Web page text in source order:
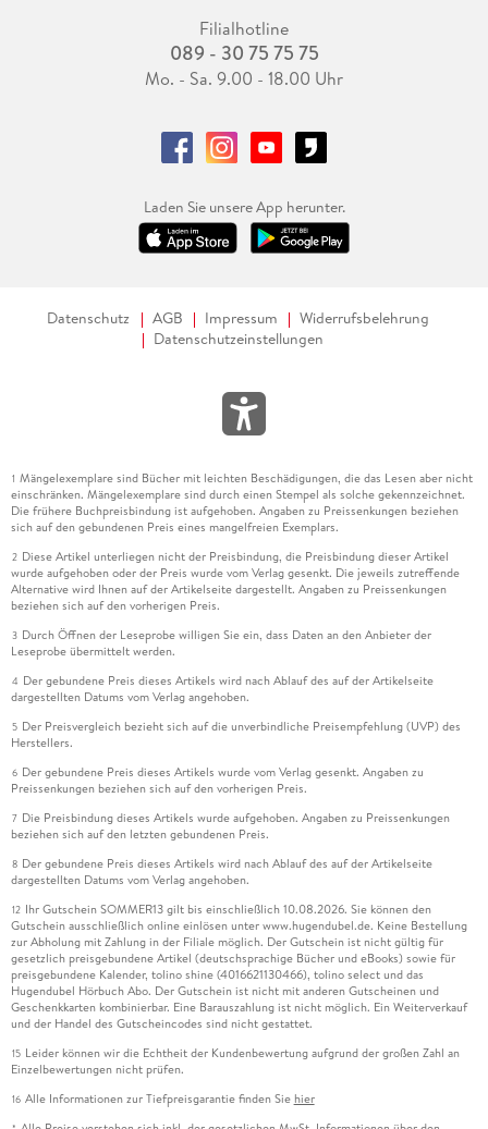
Filialhotline
089 - 30 75 75 75
Mo. - Sa. 9.00 - 18.00 Uhr
Laden Sie unsere App herunter.
Datenschutz AGB Impressum
Widerrufsbelehrung
Datenschutzeinstellungen
1 Mängelexemplare sind Bücher mit leichten Beschädigungen, die das Lesen aber nicht
einschränken. Mängelexemplare sind durch einen Stempel als solche gekennzeichnet.
Die frühere Buchpreisbindung ist aufgehoben. Angaben zu Preissenkungen beziehen
sich auf den gebundenen Preis eines mangelfreien Exemplars.
2 Diese Artikel unterliegen nicht der Preisbindung, die Preisbindung dieser Artikel
wurde aufgehoben oder der Preis wurde vom Verlag gesenkt. Die jeweils zutreffende
Alternative wird Ihnen auf der Artikelseite dargestellt. Angaben zu Preissenkungen
beziehen sich auf den vorherigen Preis.
3 Durch Öffnen der Leseprobe willigen Sie ein, dass Daten an den Anbieter der
Leseprobe übermittelt werden.
4 Der gebundene Preis dieses Artikels wird nach Ablauf des auf der Artikelseite
dargestellten Datums vom Verlag angehoben.
5 Der Preisvergleich bezieht sich auf die unverbindliche Preisempfehlung (UVP) des
Herstellers.
6 Der gebundene Preis dieses Artikels wurde vom Verlag gesenkt. Angaben zu
Preissenkungen beziehen sich auf den vorherigen Preis.
7 Die Preisbindung dieses Artikels wurde aufgehoben. Angaben zu Preissenkungen
beziehen sich auf den letzten gebundenen Preis.
8 Der gebundene Preis dieses Artikels wird nach Ablauf des auf der Artikelseite
dargestellten Datums vom Verlag angehoben.
12 Ihr Gutschein SOMMER13 gilt bis einschließlich 10.08.2026. Sie können den
Gutschein ausschließlich online einlösen unter www.hugendubel.de. Keine Bestellung
zur Abholung mit Zahlung in der Filiale möglich. Der Gutschein ist nicht gültig für
gesetzlich preisgebundene Artikel (deutschsprachige Bücher und eBooks) sowie für
preisgebundene Kalender, tolino shine (4016621130466), tolino select und das
Hugendubel Hörbuch Abo. Der Gutschein ist nicht mit anderen Gutscheinen und
Geschenkkarten kombinierbar. Eine Barauszahlung ist nicht möglich. Ein Weiterverkauf
und der Handel des Gutscheincodes sind nicht gestattet.
15 Leider können wir die Echtheit der Kundenbewertung aufgrund der großen Zahl an
Einzelbewertungen nicht prüfen.
16 Alle Informationen zur Tiefpreisgarantie finden Sie hier